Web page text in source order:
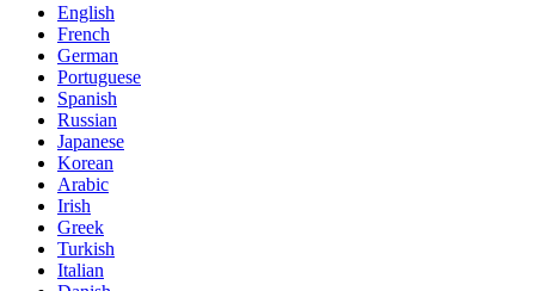
English
French
German
Portuguese
Spanish
Russian
Japanese
Korean
Arabic
Irish
Greek
Turkish
Italian